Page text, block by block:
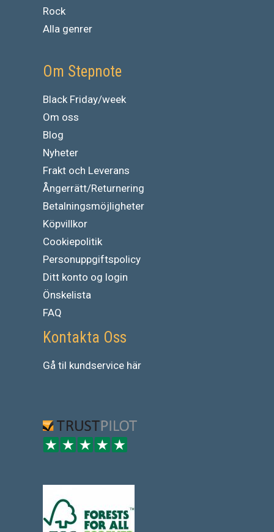
Rock
Alla genrer
Om Stepnote
Black Friday/week
Om oss
Blog
Nyheter
Frakt och Leverans
Ångerrätt/Returnering
Betalningsmöjligheter
Köpvillkor
Cookiepolitik
Personuppgiftspolicy
Ditt konto og login
Önskelista
FAQ
Kontakta Oss
Gå til kundservice här